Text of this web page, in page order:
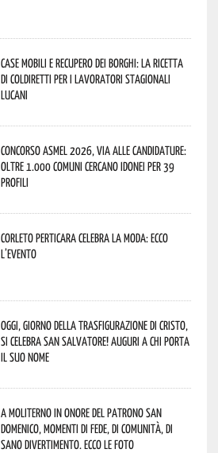
Case mobili e recupero dei borghi: la ricetta
di Coldiretti per i lavoratori stagionali
lucani
Concorso Asmel 2026, via alle candidature:
oltre 1.000 Comuni cercano idonei per 39
profili
Corleto Perticara celebra la moda: ecco
l’evento
Oggi, giorno della Trasfigurazione di Cristo,
si celebra San Salvatore! Auguri a chi porta
il suo nome
A Moliterno in onore del Patrono San
Domenico, momenti di fede, di comunità, di
sano divertimento. Ecco le foto